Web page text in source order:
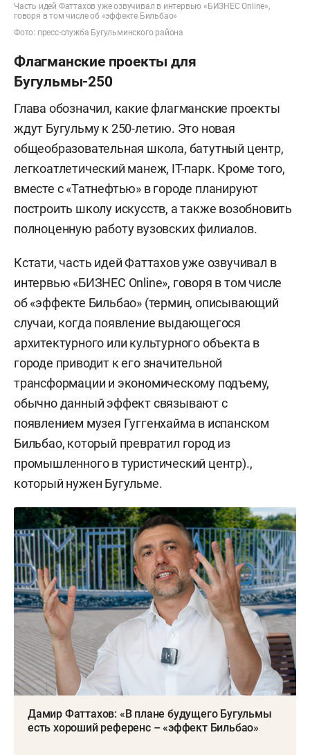
Часть идей Фаттахов уже озвучивал в интервью «БИЗНЕС Online»,
говоря в том числе об «эффекте Бильбао»
Фото: пресс-служба Бугульминского района
Флагманские проекты для
Бугульмы-250
Глава обозначил, какие флагманские проекты
ждут Бугульму к 250-летию. Это новая
общеобразовательная школа, батутный центр,
легкоатлетический манеж, IT-парк. Кроме того,
вместе с «Татнефтью» в городе планируют
построить школу искусств, а также возобновить
полноценную работу вузовских филиалов.
Кстати, часть идей Фаттахов уже озвучивал в
интервью «БИЗНЕС Online», говоря в том числе
об «эффекте Бильбао» (термин, описывающий
случаи, когда появление выдающегося
архитектурного или культурного объекта в
городе приводит к его значительной
трансформации и экономическому подъему,
обычно данный эффект связывают с
появлением музея Гуггенхайма в испанском
Бильбао, который превратил город из
промышленного в туристический центр).,
который нужен Бугульме.
Дамир Фаттахов: «В плане будущего Бугульмы
есть хороший референс – «эффект Бильбао»